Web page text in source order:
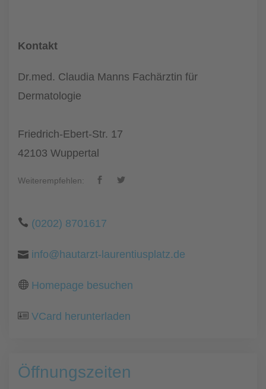
Kontakt
Dr.med. Claudia Manns Fachärztin für
Dermatologie
Friedrich-Ebert-Str. 17
42103 Wuppertal
Weiterempfehlen:
(0202) 8701617
info@hautarzt-laurentiusplatz.de
Homepage besuchen
VCard herunterladen
Öffnungszeiten